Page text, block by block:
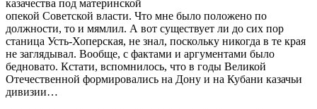
казачества под материнской
опекой Советской власти. Что мне было положено по
должности, то и мямлил. А вот существует ли до сих пор
станица Усть-Хоперская, не знал, поскольку никогда в те края
не заглядывал. Вообще, с фактами и аргументами было
бедновато. Кстати, вспомнилось, что в годы Великой
Отечественной формировались на Дону и на Кубани казачьи
дивизии…